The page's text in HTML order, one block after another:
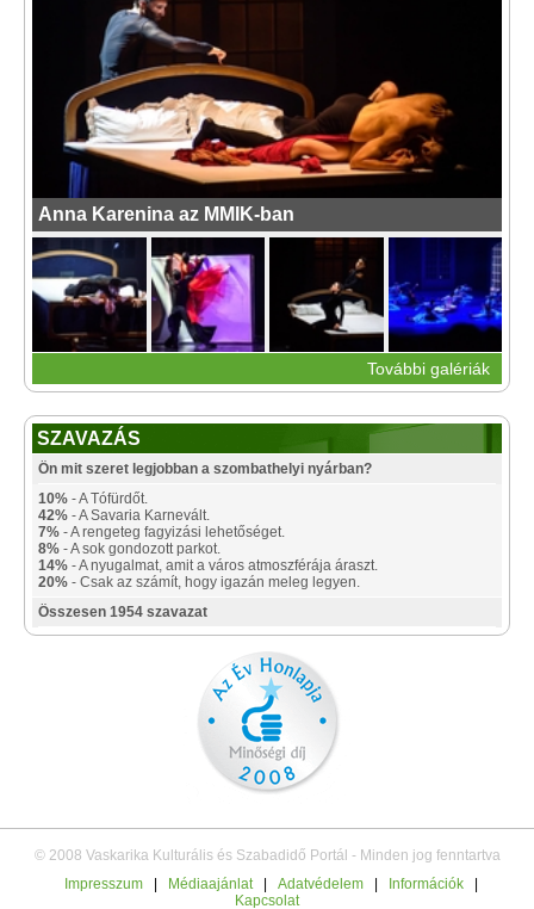
Anna Karenina az MMIK-ban
További galériák
SZAVAZÁS
Ön mit szeret legjobban a szombathelyi nyárban?
10% - A Tófürdőt.
42% - A Savaria Karnevált.
7% - A rengeteg fagyizási lehetőséget.
8% - A sok gondozott parkot.
14% - A nyugalmat, amit a város atmoszférája áraszt.
20% - Csak az számít, hogy igazán meleg legyen.
Összesen 1954 szavazat
© 2008 Vaskarika Kulturális és Szabadidő Portál - Minden jog fenntartva
Impresszum
Médiaajánlat Adatvédelem Információk
Kapcsolat